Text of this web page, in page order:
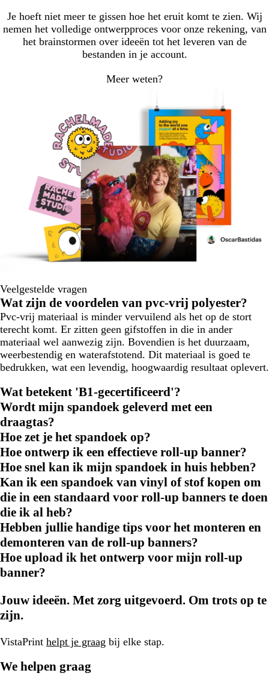
Je hoeft niet meer te gissen hoe het eruit komt te zien. Wij
nemen het volledige ontwerpproces voor onze rekening, van
het brainstormen over ideeën tot het leveren van de
bestanden in je account.
Meer weten?
Veelgestelde vragen
Wat zijn de voordelen van pvc-vrij polyester?
Pvc-vrij materiaal is minder vervuilend als het op de stort
terecht komt. Er zitten geen gifstoffen in die in ander
materiaal wel aanwezig zijn. Bovendien is het duurzaam,
weerbestendig en waterafstotend. Dit materiaal is goed te
bedrukken, wat een levendig, hoogwaardig resultaat oplevert.
Wat betekent 'B1-gecertificeerd'?
Wordt mijn spandoek geleverd met een
draagtas?
Hoe zet je het spandoek op?
Hoe ontwerp ik een effectieve roll-up banner?
Hoe snel kan ik mijn spandoek in huis hebben?
Kan ik een spandoek van vinyl of stof kopen om
die in een standaard voor roll-up banners te doen
die ik al heb?
Hebben jullie handige tips voor het monteren en
demonteren van de roll-up banners?
Hoe upload ik het ontwerp voor mijn roll-up
banner?
Jouw ideeën. Met zorg uitgevoerd. Om trots op te
zijn.
VistaPrint helpt je graag bij elke stap.
We helpen graag